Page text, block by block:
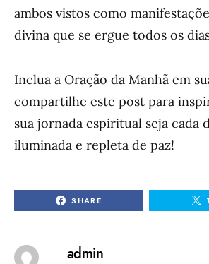
ambos vistos como
divina que se ergue todos os
Inclua a Oração da Manhã em
compartilhe este post para
sua jornada espiritual seja cada
iluminada e repleta de paz!
SHARE
admin